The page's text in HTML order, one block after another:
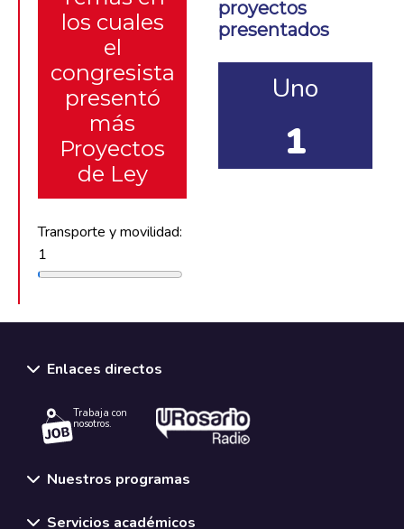
los cuales
el
congresista
presentó
más
Proyectos
de Ley
Transporte y movilidad:
1
proyectos
presentados
Uno
1
Enlaces directos
Trabaja con
nosotros.
Nuestros programas
Servicios académicos